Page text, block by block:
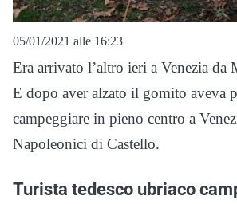
05/01/2021 alle 16:23
Era arrivato l’altro ieri a Venezia da
E dopo aver alzato il gomito aveva
campeggiare in pieno centro a
Napoleonici di Castello.
Turista tedesco ubriaco